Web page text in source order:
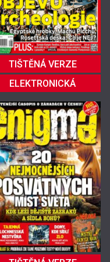
TIŠTĚNÁ VERZE
ELEKTRONICKÁ